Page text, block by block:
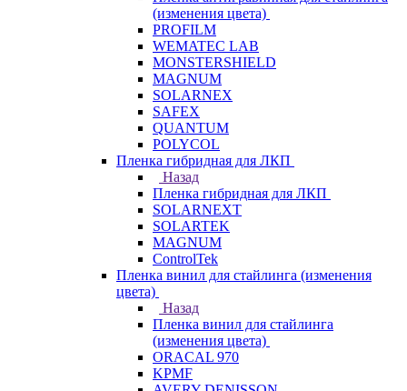
(изменения цвета)
PROFILM
WEMATEC LAB
MONSTERSHIELD
MAGNUM
SOLARNEX
SAFEX
QUANTUM
POLYCOL
Пленка гибридная для ЛКП
Назад
Пленка гибридная для ЛКП
SOLARNEXT
SOLARTEK
MAGNUM
ControlTek
Пленка винил для стайлинга (изменения
цвета)
Назад
Пленка винил для стайлинга
(изменения цвета)
ORACAL 970
KPMF